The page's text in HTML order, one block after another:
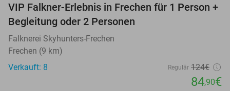
VIP Falkner-Erlebnis in Frechen für 1 Person +
Begleitung oder 2 Personen
Falknerei Skyhunters-Frechen
Frechen (9 km)
Verkauft: 8
Regulär 124€
84,90€